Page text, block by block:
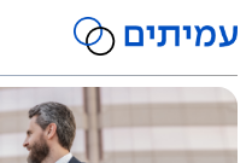
לדלג לתוכן